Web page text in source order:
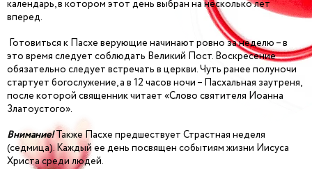
календарь, в котором этот день выбран на несколько лет
вперед.
Готовиться к Пасхе верующие начинают ровно за неделю – в
это время следует соблюдать Великий Пост. Воскресение
обязательно следует встречать в церкви. Чуть ранее полуночи
стартует богослужение, а в 12 часов ночи – Пасхальная заутреня,
после которой священник читает «Слово святителя Иоанна
Златоустого».
Внимание!Также Пасхе предшествует Страстная неделя
(седмица). Каждый ее день посвящен событиям жизни Иисуса
Христа среди людей.